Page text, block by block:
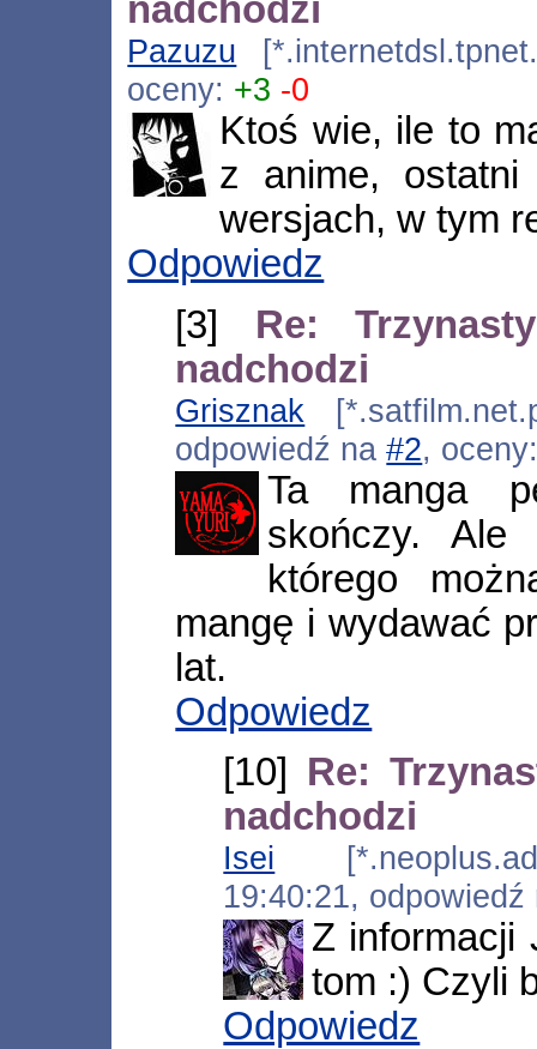
nadchodzi
Pazuzu
oceny: +3 -0
Ktoś wie, ile to
z anime,
wersjach, w tym
Odpowiedz
[3] Re:
nadchodzi
Grisznak
odpowiedź na#2,
Ta manga
skończy. Ale
którego
mangę i wydawać
lat.
Odpowiedz
[10] Re:
nadchodzi
Isei
19:40:21,
Z informacji
tom :) Czyli
Odpowiedz